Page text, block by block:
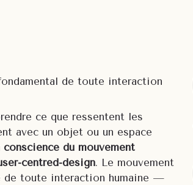
de toute interaction
ce que ressentent les
avec un objet ou un espace
du mouvement
centred-design. Le mouvement
de toute interaction humaine —